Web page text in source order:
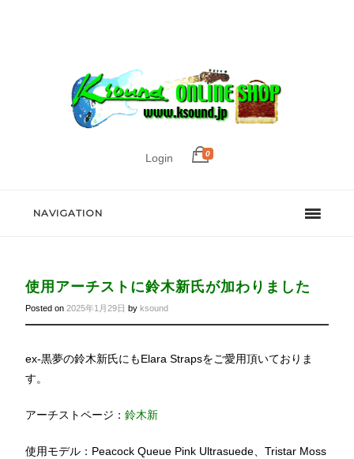
Login 0
NAVIGATION
使用アーチストに鈴木新氏が加わりました
Posted on2025年1月29日 by ksound
ex-黒夢の鈴木新氏にもElara Strapsをご愛用頂いておりま
す。
アーチストページ：鈴木新
使用モデル：Peacock Queue Pink Ultrasuede、Tristar Moss